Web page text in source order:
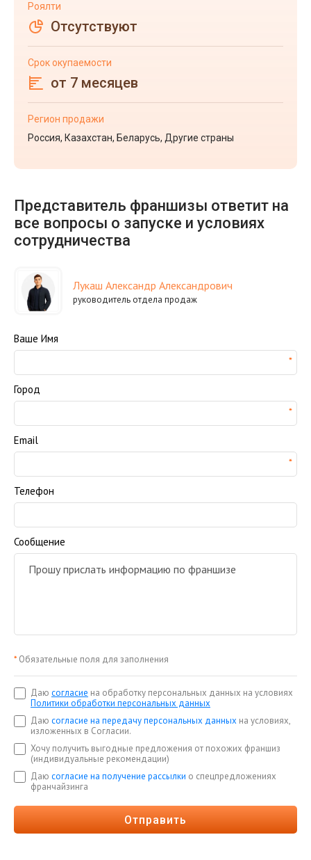
Роялти
Отсутствуют
Срок окупаемости
от 7 месяцев
Регион продажи
Россия, Казахстан, Беларусь, Другие страны
Представитель франшизы ответит на
все вопросы о запуске и условиях
сотрудничества
Лукаш Александр Александрович
руководитель отдела продаж
Ваше Имя
Город
Email
Телефон
Сообщение
* Обязательные поля для заполнения
Даю согласие на обработку персональных данных на условиях
Политики обработки персональных данных
Даю согласие на передачу персональных данных на условиях,
изложенных в Согласии.
Хочу получить выгодные предложения от похожих франшиз
(индивидуальные рекомендации)
Даю согласие на получение рассылки о спецпредложениях
франчайзинга
Отправить